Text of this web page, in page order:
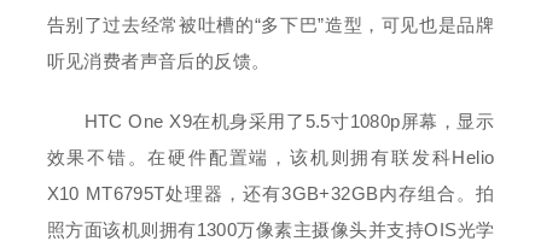
告别了过去经常被吐槽的“多下巴”造型，可见也是品牌
听见消费者声音后的反馈。
HTC One X9在机身采用了5.5寸1080p屏幕，显示
效果不错。在硬件配置端，该机则拥有联发科Helio
X10 MT6795T处理器，还有3GB+32GB内存组合。拍
照方面该机则拥有1300万像素主摄像头并支持OIS光学